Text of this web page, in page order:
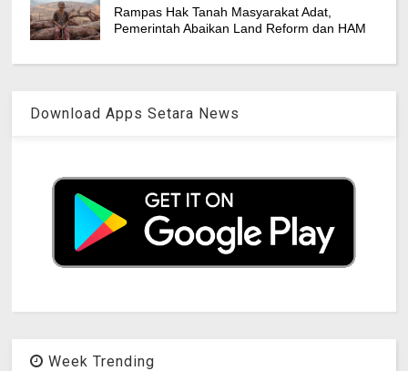
Rampas Hak Tanah Masyarakat Adat,
Pemerintah Abaikan Land Reform dan HAM
Download Apps Setara News
Week Trending